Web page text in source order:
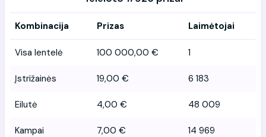
Kombinacija Prizas Laimėtojai
Visa lentelė 100 000,00 € 1
Įstrižainės 19,00 € 6 183
Eilutė 4,00 € 48 009
Kampai 7,00 € 14 969